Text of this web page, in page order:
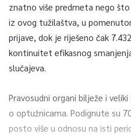
znatno više predmeta nego
iz ovog tužilaštva, u
prijave, dok je riješeno čak
kontinuitet efikasnog
slučajeva.
Pravosudni organi bilježe i
o optužnicama. Podignute su
posto više u odnosu na isti